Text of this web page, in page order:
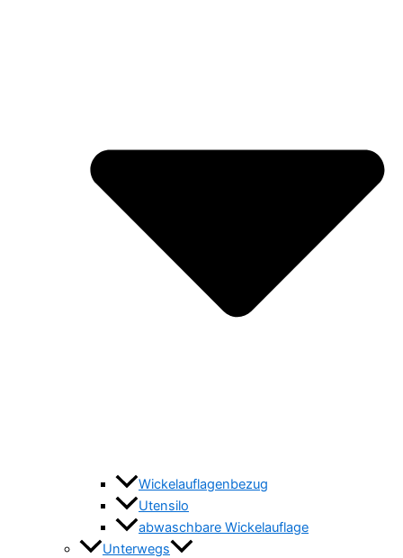
Wickelauflagenbezug
Utensilo
abwaschbare Wickelauflage
Unterwegs